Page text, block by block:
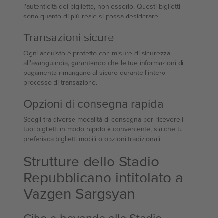
l'autenticità del biglietto, non esserlo. Questi biglietti
sono quanto di più reale si possa desiderare.
Transazioni sicure
Ogni acquisto è protetto con misure di sicurezza
all'avanguardia, garantendo che le tue informazioni di
pagamento rimangano al sicuro durante l'intero
processo di transazione.
Opzioni di consegna rapida
Scegli tra diverse modalità di consegna per ricevere i
tuoi biglietti in modo rapido e conveniente, sia che tu
preferisca biglietti mobili o opzioni tradizionali.
Strutture dello Stadio
Repubblicano intitolato a
Vazgen Sargsyan